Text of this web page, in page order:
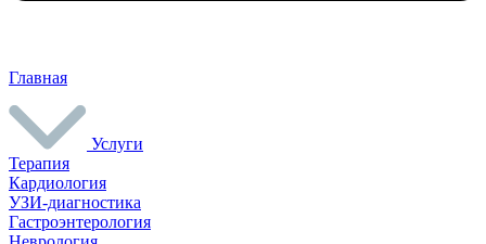
Главная
Услуги
Терапия
Кардиология
УЗИ-диагностика
Гастроэнтерология